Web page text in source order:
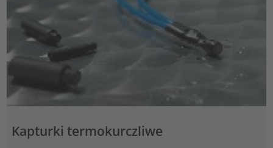
Kapturki termokurczliwe